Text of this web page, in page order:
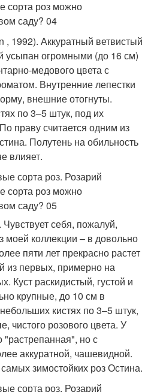
1992). Аккуратный ветвистый
усыпан огромными (до 16 см)
медового цвета с
Внутренние лепестки
внешние отогнуты.
по 3–5 штук, под их
праву считается одним из
Полутень на обильность
влияет.
себя, пожалуй,
моей коллекции – в довольно
пяти лет прекрасно растет
из первых, примерно на
Куст раскидистый, густой и
крупные, до 10 см в
кистях по 3–5 штук,
чистого розового цвета. У
но с
аккуратной, чашевидной.
зимостойких роз Остина.